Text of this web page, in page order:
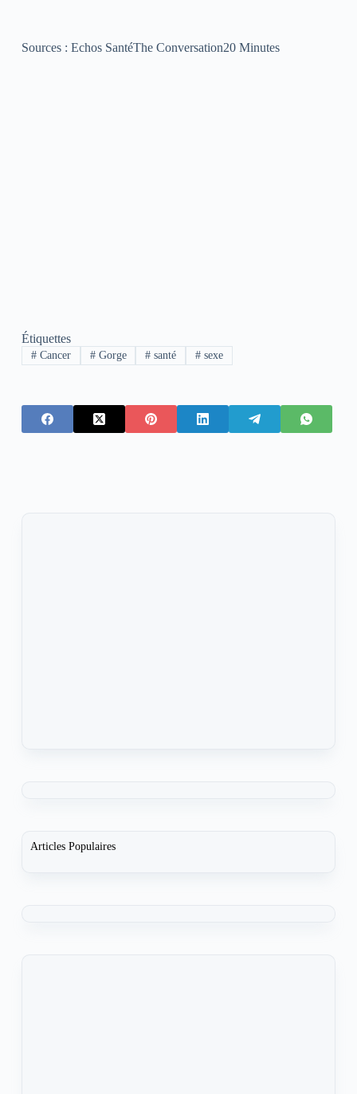
Sources : Echos SantéThe Conversation20 Minutes
Étiquettes
#Cancer #Gorge # santé # sexe
Articles Populaires